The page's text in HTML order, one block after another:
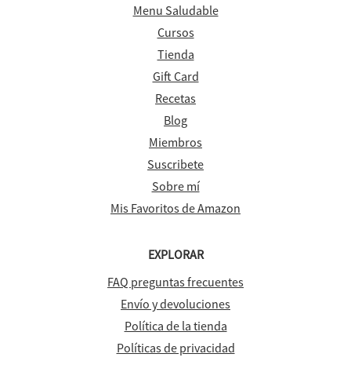
Menu Saludable
Cursos
Tienda
Gift Card
Recetas
Blog
Miembros
Suscribete
Sobre mí
Mis Favoritos de Amazon
EXPLORAR
FAQ preguntas frecuentes
Envío y devoluciones
Política de la tienda
Políticas de privacidad